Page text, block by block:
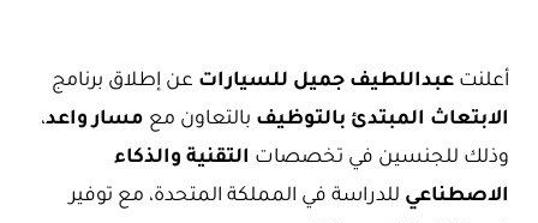
أعلنت عبداللطيف جميل للسيارات عن إطلاق برنامج
الابتعاث المبتدئ بالتوظيف بالتعاون مع مسار واعد،
وذلك للجنسين في تخصصات التقنية والذكاء
الاصطناعي للدراسة في المملكة المتحدة، مع توفير